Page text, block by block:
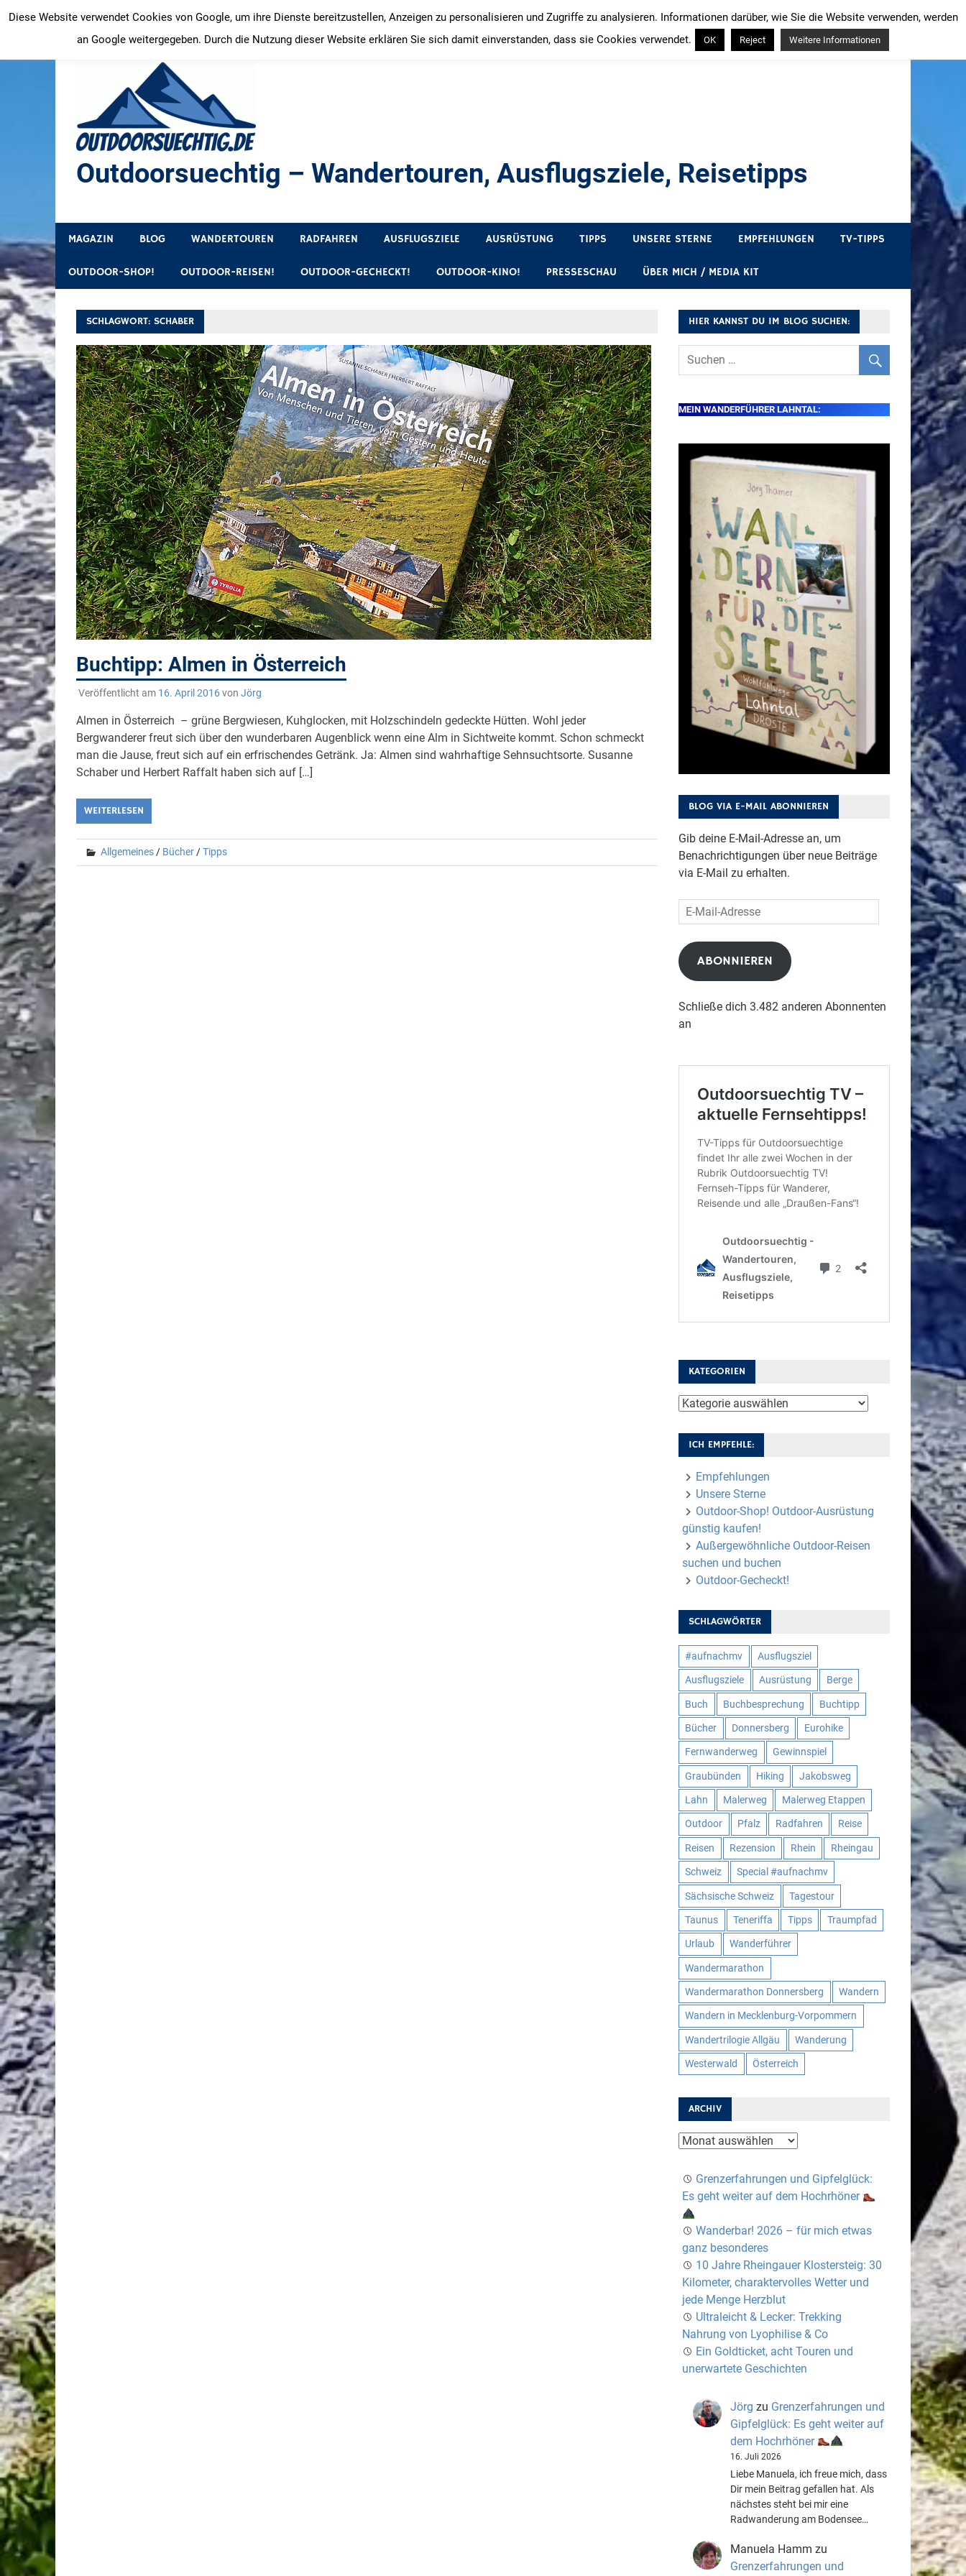
Inhalt
springen
Outdoorsuechtig – Wandertouren, Ausflugsziele, Reisetipps
MAGAZIN BLOG WANDERTOUREN RADFAHREN AUSFLUGSZIELE AUSRÜSTUNG TIPPS UNSERE STERNE EMPFEHLUNGEN TV-TIPPS
OUTDOOR-SHOP! OUTDOOR-REISEN! OUTDOOR-GECHECKT! OUTDOOR-KINO! PRESSESCHAU ÜBER MICH / MEDIA KIT
SCHLAGWORT: SCHABER
Buchtipp: Almen in Österreich
Veröffentlicht am 16. April 2016von Jörg
Almen in Österreich – grüne Bergwiesen, Kuhglocken, mit Holzschindeln gedeckte Hütten. Wohl jeder
Bergwanderer freut sich über den wunderbaren Augenblick wenn eine Alm in Sichtweite kommt. Schon schmeckt
man die Jause, freut sich auf ein erfrischendes Getränk. Ja: Almen sind wahrhaftige Sehnsuchtsorte. Susanne
Schaber und Herbert Raffalt haben sich auf […]
WEITERLESEN
Allgemeines/ Bücher/Tipps
HIER KANNST DU IM BLOG SUCHEN:
MEIN WANDERFÜHRER LAHNTAL:
BLOG VIA E-MAIL ABONNIEREN
Gib deine E-Mail-Adresse an, um
Benachrichtigungen über neue Beiträge
via E-Mail zu erhalten.
E-
Mail-
Adresse
ABONNIEREN
Schließe dich 3.482 anderen Abonnenten
an
KATEGORIEN
Kategorien
ICH EMPFEHLE:
Empfehlungen
Unsere Sterne
Outdoor-Shop! Outdoor-Ausrüstung
günstig kaufen!
Außergewöhnliche Outdoor-Reisen
suchen und buchen
Outdoor-Gecheckt!
SCHLAGWÖRTER
#aufnachmv Ausflugsziel
Ausflugsziele Ausrüstung Berge
Buch Buchbesprechung Buchtipp
Bücher Donnersberg Eurohike
Fernwanderweg Gewinnspiel
Graubünden Hiking Jakobsweg
Lahn Malerweg Malerweg Etappen
Outdoor Pfalz Radfahren Reise
Reisen Rezension Rhein Rheingau
Schweiz Special #aufnachmv
Sächsische Schweiz Tagestour
Taunus Teneriffa Tipps Traumpfad
Urlaub Wanderführer
Wandermarathon
Wandermarathon Donnersberg Wandern
Wandern in Mecklenburg-Vorpommern
Wandertrilogie Allgäu Wanderung
Westerwald Österreich
ARCHIV
Archiv
Grenzerfahrungen und Gipfelglück:
Es geht weiter auf dem Hochrhöner
Wanderbar! 2026 – für mich etwas
ganz besonderes
10 Jahre Rheingauer Klostersteig: 30
Kilometer, charaktervolles Wetter und
jede Menge Herzblut
Ultraleicht & Lecker: Trekking
Nahrung von Lyophilise & Co
Ein Goldticket, acht Touren und
unerwartete Geschichten
Jörg zu Grenzerfahrungen und
Gipfelglück: Es geht weiter auf
dem Hochrhöner
16. Juli 2026
Liebe Manuela, ich freue mich, dass
Dir mein Beitrag gefallen hat. Als
nächstes steht bei mir eine
Radwanderung am Bodensee…
Manuela Hamm zu
Grenzerfahrungen und
Diese Website verwendet Cookies von Google, um ihre Dienste bereitzustellen, Anzeigen zu personalisieren und Zugriffe zu analysieren. Informationen darüber, wie Sie die Website verwenden, werden
an Google weitergegeben. Durch die Nutzung dieser Website erklären Sie sich damit einverstanden, dass sie Cookies verwendet.
OK Reject Weitere Informationen